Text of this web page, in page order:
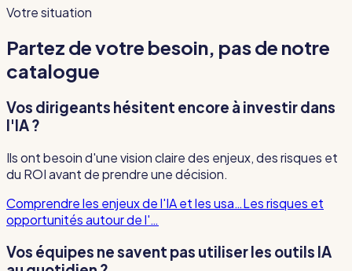
Votre situation
Partez de votre besoin, pas de notre
catalogue
Vos dirigeants hésitent encore à investir dans
l'IA ?
Ils ont besoin d'une vision claire des enjeux, des risques et
du ROI avant de prendre une décision.
Comprendre les enjeux de l'IA et les usa…Les risques et
opportunités autour de l'…
Vos équipes ne savent pas utiliser les outils IA